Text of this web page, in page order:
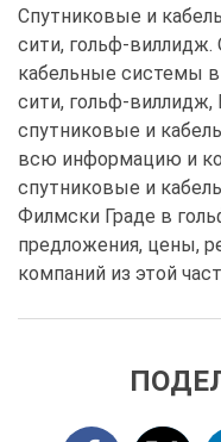
Спутниковые и
сити, гольф-
кабельные системы
сити, гольф-виллидж,
спутниковые и
всю информацию и
спутниковые и
Филмски Граде в
предложения, цены,
компаний из этой